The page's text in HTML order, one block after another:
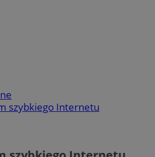
szybkiego Internetu